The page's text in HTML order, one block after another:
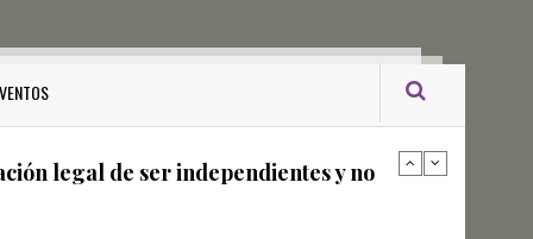
legal de ser independientes y no